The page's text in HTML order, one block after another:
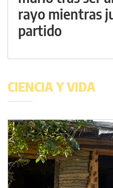
rayo mientras
partido
CIENCIA Y VIDA